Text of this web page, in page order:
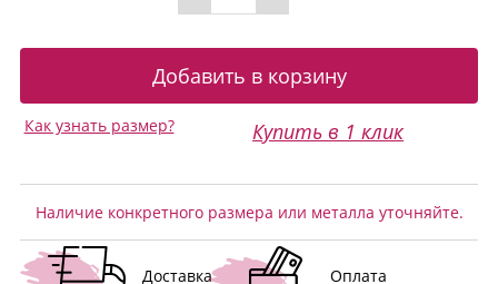
Купить в 1 клик
Как узнать размер?
Наличие конкретного размера или металла уточняйте.
Доставка Оплата